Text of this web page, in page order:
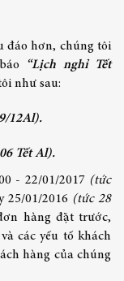
hơn, chúng tôi
“Lịch nghỉ Tết
như sau:
12Al).
Tết Al).
- 22/01/2017 (tức
25/01/2016 (tức 28
hàng đặt trước,
các yếu tố khách
hàng của chúng